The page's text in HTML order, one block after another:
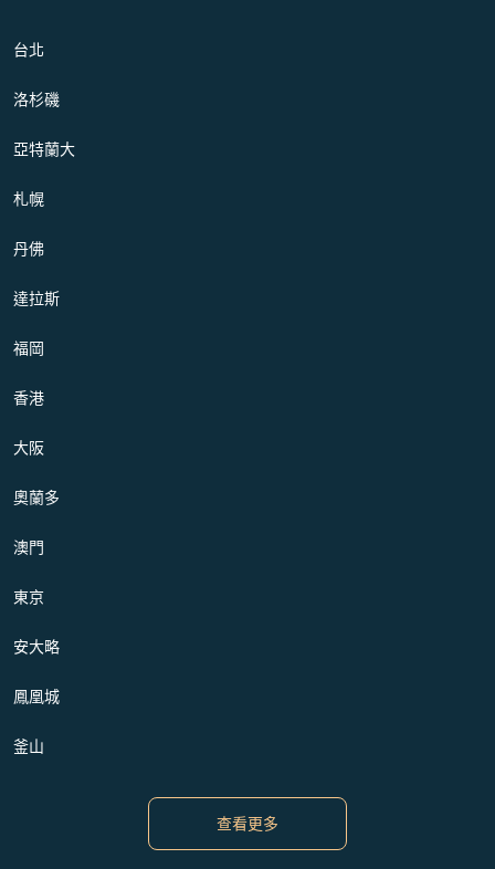
台北
洛杉磯
亞特蘭大
札幌
丹佛
達拉斯
福岡
香港
大阪
奧蘭多
澳門
東京
安大略
鳳凰城
釜山
查看更多